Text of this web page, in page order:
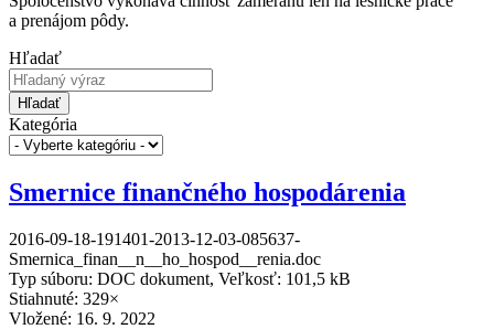
a prenájom pôdy.
Hľadať
Hľadať
Kategória
Smernice finančného hospodárenia
2016-09-18-191401-2013-12-03-085637-
Smernica_finan__n__ho_hospod__renia.doc
Typ súboru: DOC dokument, Veľkosť: 101,5 kB
Stiahnuté: 329×
Vložené: 16. 9. 2022